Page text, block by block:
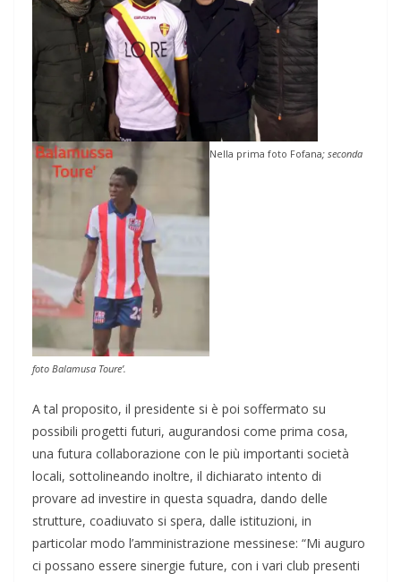
Nella prima foto Fofana; seconda
foto Balamusa Toure’.
A tal proposito, il presidente si è poi soffermato su
possibili progetti futuri, augurandosi come prima cosa,
una futura collaborazione con le più importanti società
locali, sottolineando inoltre, il dichiarato intento di
provare ad investire in questa squadra, dando delle
strutture, coadiuvato si spera, dalle istituzioni, in
particolar modo l’amministrazione messinese: “Mi auguro
ci possano essere sinergie future, con i vari club presenti